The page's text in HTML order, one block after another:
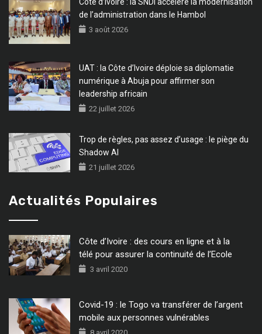
Côte d’Ivoire : la SNDI accélère la modernisation
de l’administration dans le Hambol
3 août 2026
UAT : la Côte d’Ivoire déploie sa diplomatie
numérique à Abuja pour affirmer son
leadership africain
22 juillet 2026
Trop de règles, pas assez d’usage : le piège du
Shadow AI
21 juillet 2026
Actualités Populaires
Côte d’Ivoire : des cours en ligne et à la
télé pour assurer la continuité de l’Ecole
3 avril 2020
Covid-19 : le Togo va transférer de l’argent
mobile aux personnes vulnérables